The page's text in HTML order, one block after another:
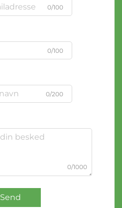
0/100
0/100
0/200
0/1000
Send